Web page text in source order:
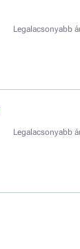
Legalacsonyabb
Legalacsonyabb